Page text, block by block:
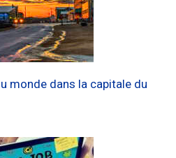
monde dans la capitale du